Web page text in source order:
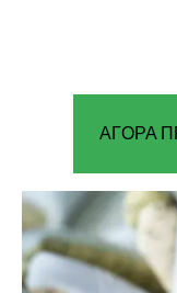
ΑΓΟΡΑ